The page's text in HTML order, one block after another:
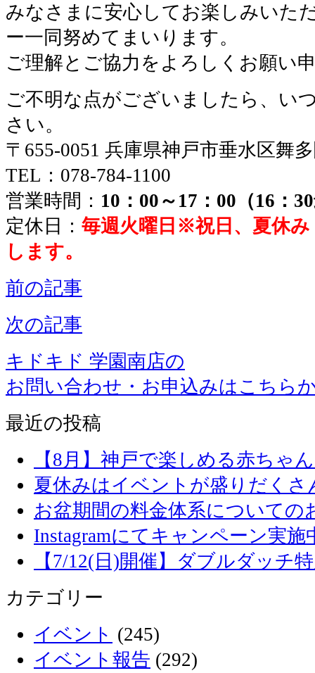
みなさまに安心してお楽しみいた
ー一同努めてまいります。
ご理解とご協力をよろしくお願い
ご不明な点がございましたら、い
さい。
〒655-0051 兵庫県神戸市垂水区舞
TEL：078-784-1100
営業時間： 10：00～17：00（16：
定休日： 毎週火曜日※祝日、夏休
します。
前の記事
次の記事
キドキド 学園南店の
お問い合わせ・お申込みはこちら
最近の投稿
【8月】神戸で楽しめる赤ちゃ
夏休みはイベントが盛りだくさ
お盆期間の料金体系についての
Instagramにてキャンペーン実施
【7/12(日)開催】ダブルダッチ
カテゴリー
イベント (245)
イベント報告 (292)